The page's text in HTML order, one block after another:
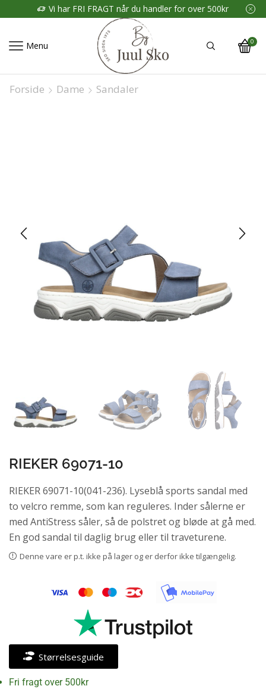
Vi har FRI FRAGT når du handler for over 500kr
Menu 0
Forside Dame Sandaler
RIEKER 69071-10
RIEKER 69071-10(041-236). Lyseblå sports sandal med
to velcro remme, som kan reguleres. Inder sålerne er
med AntiStress såler, så de polstret og bløde at gå med.
En god sandal til daglig brug eller til traveturene.
Denne vare er p.t. ikke på lager og er derfor ikke tilgængelig.
Størrelsesguide
Fri fragt over 500kr